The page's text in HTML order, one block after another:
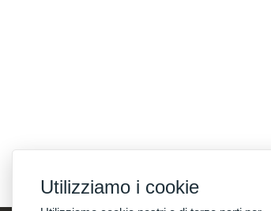
Utilizziamo i cookie